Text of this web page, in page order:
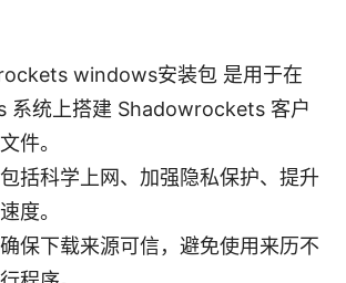
windows安装包 是用于在
系统上搭建 Shadowrockets 客户
件。
括科学上网、加强隐私保护、提升
度。
保下载来源可信，避免使用来历不